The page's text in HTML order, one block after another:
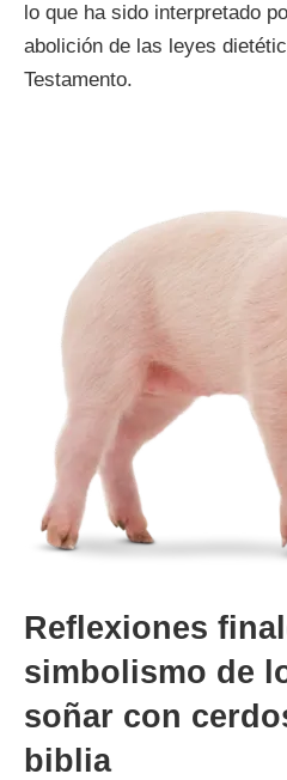
lo que ha sido interpretado
abolición de las leyes
Testamento.
Reflexiones
simbolismo de
soñar con
biblia